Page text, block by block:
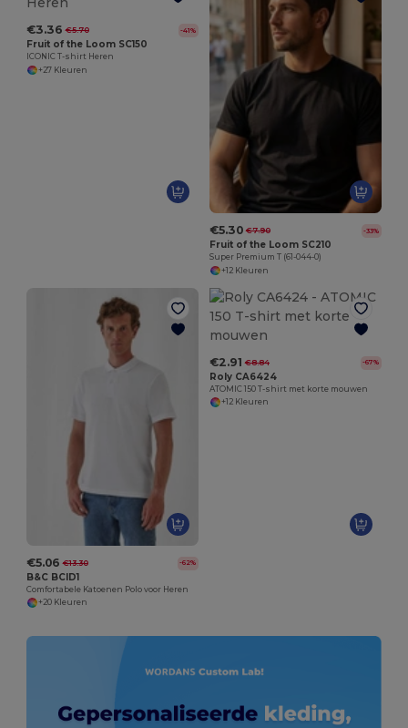
€3.36 €5.70 -41%
Fruit of the Loom SC150
ICONIC T-shirt Heren
+27 Kleuren
€5.30 €7.90 -33%
Fruit of the Loom SC210
Super Premium T (61-044-0)
+12 Kleuren
€5.06 €13.30 -62%
B&C BCID1
Comfortabele Katoenen Polo voor Heren
+20 Kleuren
€2.91 €8.84 -67%
Roly CA6424
ATOMIC 150 T-shirt met korte mouwen
+12 Kleuren